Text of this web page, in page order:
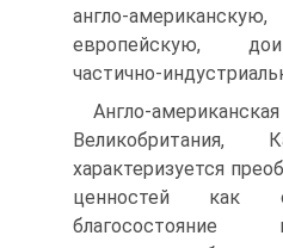
англо-
европейскую,
частично-
Англо-
Великобритания,
характеризуется
ценностей как
благосостояние